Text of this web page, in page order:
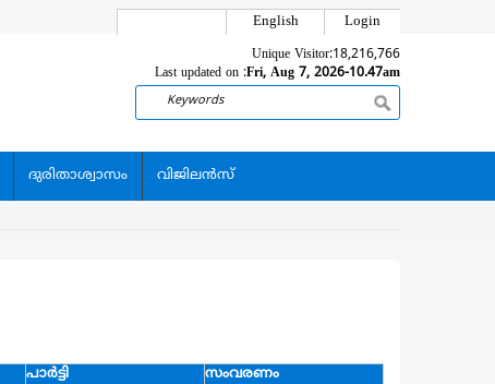
Login
English
Unique Visitor:18,216,766
Last updated on :Fri, Aug 7, 2026-10.47am
Search
ദുരിതാശ്വാസം വിജിലന്‍സ്
പാര്‍ട്ടി
സംവരണം